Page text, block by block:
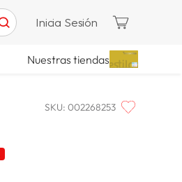
Inicia Sesión
Nuestras tiendas
SKU: 002268253